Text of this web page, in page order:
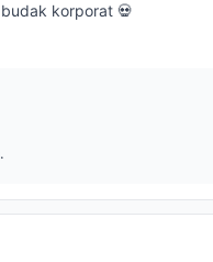
korporat 💀